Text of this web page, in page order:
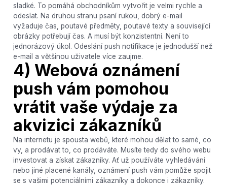
sladké. To pomáhá obchodníkům vytvořit je velmi rychle a
odeslat. Na druhou stranu psaní rukou, dobrý e-mail
vyžaduje čas, poutavé předměty, poutavé texty a související
obrázky potřebují čas. A musí být konzistentní. Není to
jednorázový úkol. Odeslání push notifikace je jednodušší než
e-mail a většinou uživatele více zaujme.
4) Webová oznámení
push vám pomohou
vrátit vaše výdaje za
akvizici zákazníků
Na internetu je spousta webů, které mohou dělat to samé, co
vy, a prodávat to, co prodáváte. Musíte tedy do svého webu
investovat a získat zákazníky. Ať už používáte vyhledávání
nebo jiné placené kanály, oznámení push vám pomůže spojit
se s vašimi potenciálními zákazníky a dokonce i zákazníky.